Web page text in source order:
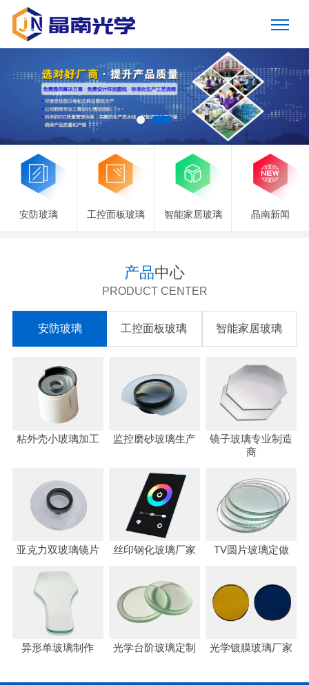
安防玻璃 工控面板玻璃 智能家居玻璃 晶南新闻
产品中心
PRODUCT CENTER
安防玻璃 工控面板玻璃 智能家居玻璃
粘外壳小玻璃加工 监控磨砂玻璃生产
镜子玻璃专业制造
商
亚克力双玻璃镜片 丝印钢化玻璃厂家 TV圆片玻璃定做
异形单玻璃制作 光学台阶玻璃定制 光学镀膜玻璃厂家